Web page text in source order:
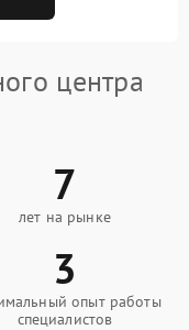
центра
7
лет на рынке
3
опыт работы
специалистов